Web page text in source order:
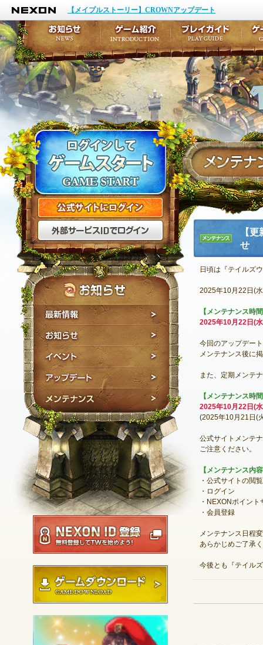
NEXON
【メイプルストーリー】CROWNアップデート
公式サイトにログイン
外部サービスIDでログ
最新情報
イベント
アップデート
メンテナンス
ゲームダウンロード
ンス
【
せ
日頃は『テイルズ
2025年10月22日(
【メンテナンス時
2025年10月22日(
今回のアップデー
メンテナンス後に
また、定期メンテ
【メンテナンス時
2025年10月22日 (
(2025年10月21日(
公式サイトメンテ
ご注意ください。
【メンテナンス内
・公式サイトの閲覧
・ログイン
・NEXONポイン
・会員登録
メンテナンス日程
あらかじめご了承
今後とも『テイル
お知らせ
イベント
アップデート
メンテナンス
ゲーム紹介
キャラクター作成
テイルズ初級者講座
ここだけは知ってお